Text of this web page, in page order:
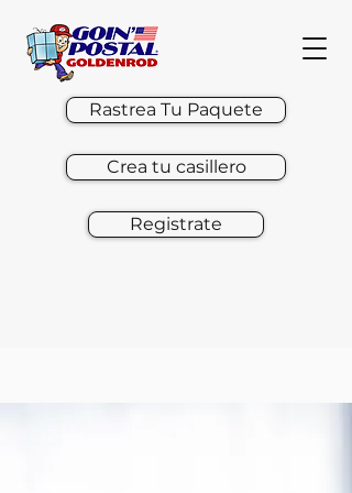
Rastrea Tu Paquete
Crea tu casillero
Registrate